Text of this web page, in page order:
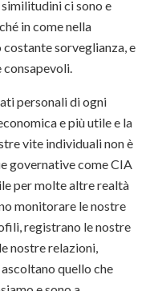
ci sono e
in come nella
sorveglianza, e
consapevoli.
personali di ogni
e più utile e la
vite individuali non è
governative come CIA
per molte altre realtà
monitorare le nostre
registrano le nostre
nostre relazioni,
quello che